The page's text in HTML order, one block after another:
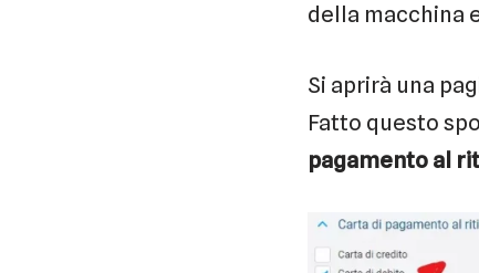
della macchina
Si aprirà una
Fatto questo
pagamento al